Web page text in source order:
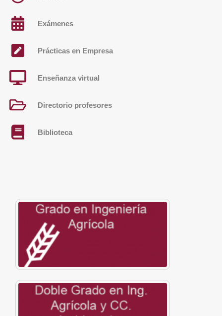
Exámenes
Prácticas en Empresa
Enseñanza virtual
Directorio profesores
Biblioteca